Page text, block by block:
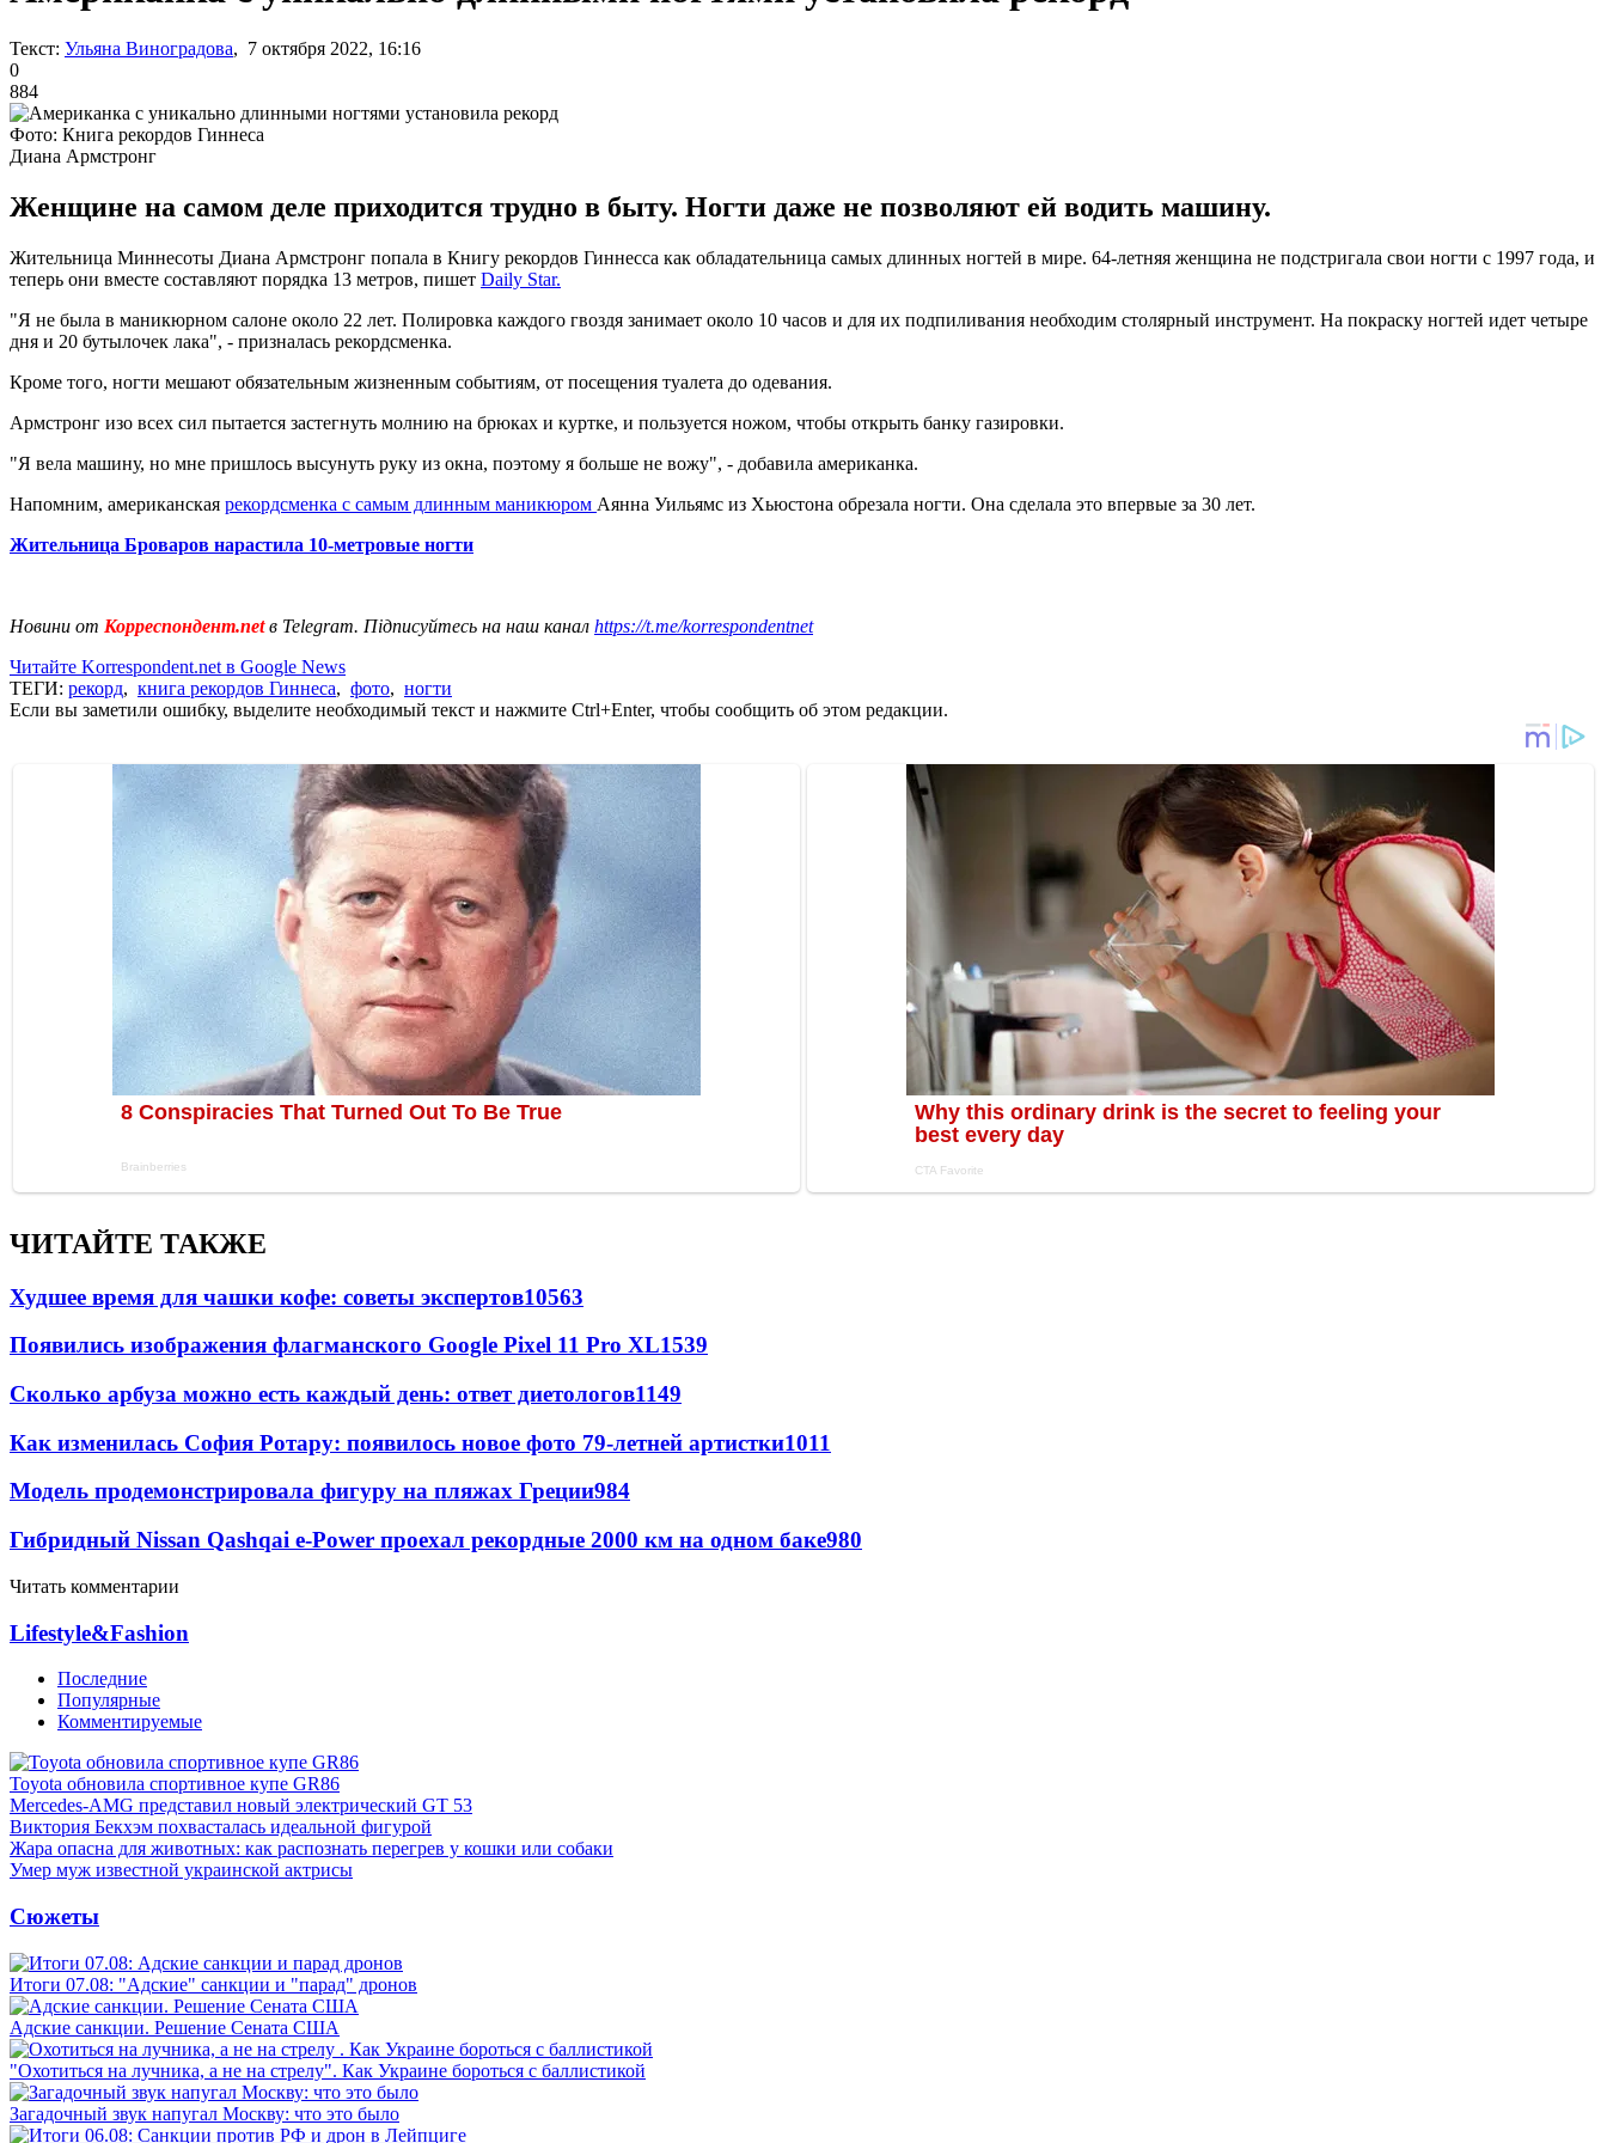
Текст: Ульяна Виноградова, 7 октября 2022, 16:16
0
884
Фото: Книга рекордов Гиннеса
Диана Армстронг
Женщине на самом деле приходится трудно в быту. Ногти даже не позволяют ей водить машину.
Жительница Миннесоты Диана Армстронг попала в Книгу рекордов Гиннесса как обладательница самых длинных ногтей в мире. 64-летняя женщина не подстригала свои ногти с 1997 года, и
теперь они вместе составляют порядка 13 метров, пишет Daily Star.
"Я не была в маникюрном салоне около 22 лет. Полировка каждого гвоздя занимает около 10 часов и для их подпиливания необходим столярный инструмент. На покраску ногтей идет четыре
дня и 20 бутылочек лака", - призналась рекордсменка.
Кроме того, ногти мешают обязательным жизненным событиям, от посещения туалета до одевания.
Армстронг изо всех сил пытается застегнуть молнию на брюках и куртке, и пользуется ножом, чтобы открыть банку газировки.
"Я вела машину, но мне пришлось высунуть руку из окна, поэтому я больше не вожу", - добавила американка.
Напомним, американская рекордсменка с самым длинным маникюром Аянна Уильямс из Хьюстона обрезала ногти. Она сделала это впервые за 30 лет.
Жительница Броваров нарастила 10-метровые ногти
Новини от Корреспондент.netв Telegram. Підписуйтесь на наш канал https://t.me/korrespondentnet
Читайте Korrespondent.net в Google News
ТЕГИ: рекорд, книга рекордов Гиннеса, фото, ногти
Если вы заметили ошибку, выделите необходимый текст и нажмите Ctrl+Enter, чтобы сообщить об этом редакции.
ЧИТАЙТЕ ТАКЖЕ
Худшее время для чашки кофе: советы экспертов10563
Появились изображения флагманского Google Pixel 11 Pro XL1539
Сколько арбуза можно есть каждый день: ответ диетологов1149
Как изменилась София Ротару: появилось новое фото 79-летней артистки1011
Модель продемонстрировала фигуру на пляжах Греции984
Гибридный Nissan Qashqai e-Power проехал рекордные 2000 км на одном баке980
Читать комментарии
Lifestyle&Fashion
Последние
Популярные
Комментируемые
Toyota обновила спортивное купе GR86
Mercedes-AMG представил новый электрический GT 53
Виктория Бекхэм похвасталась идеальной фигурой
Жара опасна для животных: как распознать перегрев у кошки или собаки
Умер муж известной украинской актрисы
Сюжеты
Итоги 07.08: "Адские" санкции и "парад" дронов
Адские санкции. Решение Сената США
"Охотиться на лучника, а не на стрелу". Как Украине бороться с баллистикой
Загадочный звук напугал Москву: что это было